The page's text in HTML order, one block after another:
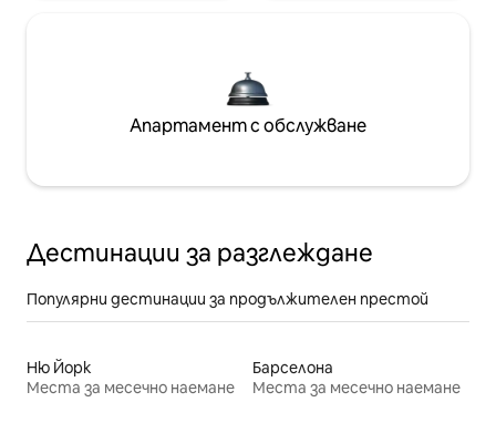
Апартамент с обслужване
Дестинации за разглеждане
Популярни дестинации за продължителен престой
Ню Йорк
Места за месечно наемане
Барселона
Места за месечно наемане